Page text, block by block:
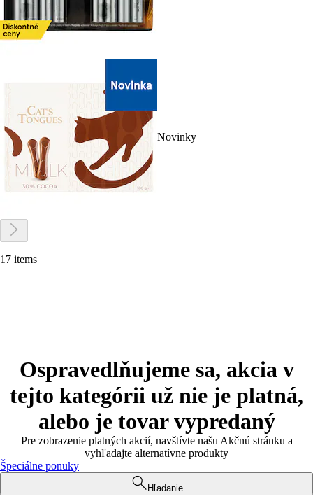
Novinky
17 items
Ospravedlňujeme sa, akcia v
tejto kategórii už nie je platná,
alebo je tovar vypredaný
Pre zobrazenie platných akcií, navštívte našu Akčnú stránku a
vyhľadajte alternatívne produkty
Špeciálne ponuky
Hľadanie